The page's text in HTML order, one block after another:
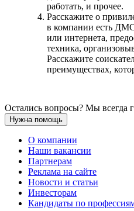
работать, и прочее.
Расскажите о
в компании есть
или интернета,
техника,
Расскажите
преимуществах,
Остались вопросы? Мы всегда
Нужна помощь
О компании
Наши вакансии
Партнерам
Реклама на сайте
Новости и статьи
Инвесторам
Кандидаты по